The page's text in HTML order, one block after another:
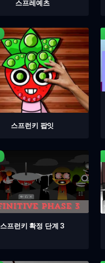
스프레예츠
스프런키 팝잇
스프런키 확정 단계 3